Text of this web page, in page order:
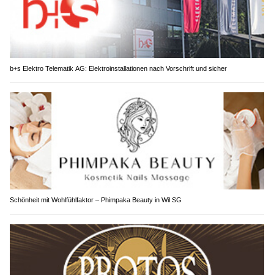
b+s Elektro Telematik AG: Elektroinstallationen nach Vorschrift und sicher
Schönheit mit Wohlfühlfaktor – Phimpaka Beauty in Wil SG